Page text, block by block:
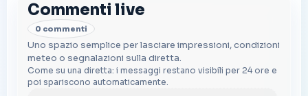
Commenti live
0 commenti
Uno spazio semplice per lasciare impressioni, condizioni
meteo o segnalazioni sulla diretta.
Come su una diretta: i messaggi restano visibili per 24 ore e
poi spariscono automaticamente.